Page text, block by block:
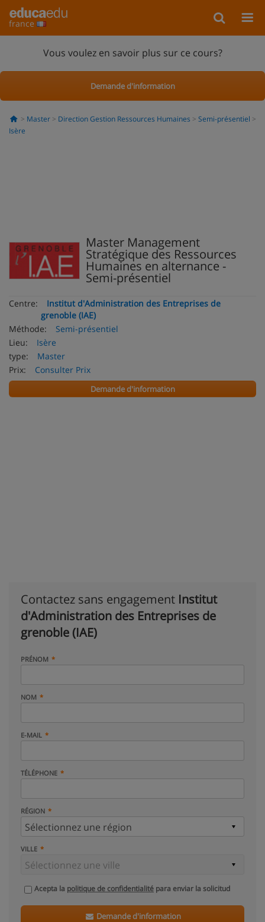
france
Vous voulez en savoir plus sur ce cours?
Demande d'information
Master Direction Gestion Ressources Humaines
Semi-présentiel
Isère
Master Management
Stratégique des Ressources
Humaines en alternance -
Semi-présentiel
Centre:
Institut d'Administration des Entreprises de
grenoble (IAE)
Méthode:
Semi-présentiel
Lieu:
Isère
type:
Master
Prix:
Consulter Prix
Demande d'information
Contactez sans engagement Institut
d'Administration des Entreprises de
grenoble (IAE)
PRÉNOM
NOM
E-MAIL
TÉLÉPHONE
RÉGION
VILLE
Acepta la politique de confidentialité para enviar la solicitud
Demande d'information